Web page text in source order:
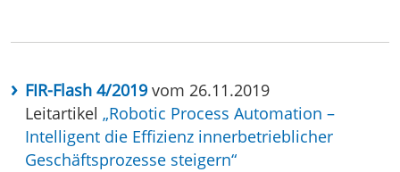
FIR-Flash 4/2019 vom 26.11.2019
Leitartikel „Robotic Process Automation –
Intelligent die Effizienz innerbetrieblicher
Geschäftsprozesse steigern“